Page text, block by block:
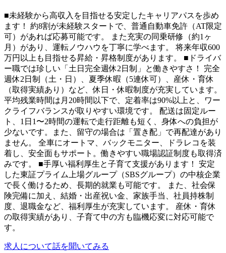
■未経験から高収入を目指せる安定したキャリアパスを歩め
ます！ 約8割が未経験スタートで、普通自動車免許（AT限定
可）があれば応募可能です。 また充実の同乗研修（約1ヶ
月）があり、運転ノウハウを丁寧に学べます。 将来年収600
万円以上も目指せる昇給・昇格制度があります。 ■ドライバ
ー職では珍しい「土日完全週休2日制」と働きやすさ！ 完全
週休2日制（土・日）、夏季休暇（5連休可）、産休・育休
（取得実績あり）など、休日・休暇制度が充実しています。
平均残業時間は月20時間以下で、定着率は90%以上と、ワー
クライフバランスが取りやすい環境です。 配送は固定ルー
ト、1日1〜2時間の運転で走行距離も短く、身体への負担が
少ないです。また、留守の場合は「置き配」で再配達があり
ません。 全車にオートマ、バックモニター、ドラレコを装
着し、安全面もサポート。働きやすい職場認証制度も取得済
みです。 ■手厚い福利厚生と子育て支援があります！ 安定
した東証プライム上場グループ（SBSグループ）の中核企業
で長く働けるため、長期的就業も可能です。 また、社会保
険完備に加え、結婚・出産祝い金、家族手当、社員持株制
度、退職金など、福利厚生が充実しています。 産休・育休
の取得実績があり、子育て中の方も臨機応変に対応可能で
す。
求人について話を聞いてみる